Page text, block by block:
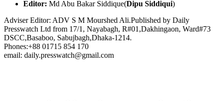
Editor: Md Abu Bakar Siddique(Dipu Siddiqui)
Adviser Editor: ADV S M Mourshed Ali.Published by Daily
Presswatch Ltd from 17/1, Nayabagh, R#01,Dakhingaon, Ward#73
DSCC,Basaboo, Sabujbagh,Dhaka-1214.
Phones:+88 01715 854 170
email: daily.presswatch@gmail.com